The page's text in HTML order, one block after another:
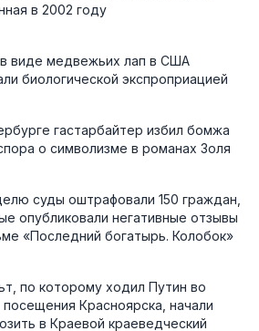
в 2002 году
в виде медвежьих лап в США
биологической экспроприацией
гастарбайтер избил бомжа
о символизме в романах Золя
суды оштрафовали 150 граждан,
опубликовали негативные отзывы
«Последний богатырь. Колобок»
по которому ходил Путин во
Красноярска, начали
в Краевой краеведческий